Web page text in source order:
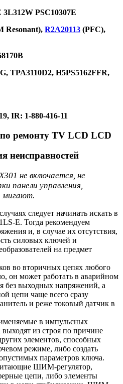
3L312W PSC10307E
Resonant), R2A20113 (PFC),
TPA3110D2, H5PS5162FFR,
IR: 1-880-416-11
ремонту TV LCD LCD
неисправностей
не включается, не
панели управления,
мигают.
следует начинать искать в
E. Тогда рекомендуем
и, в случае их отсутствия,
силовых ключей и
на предмет
во вторичных цепях любого
он может работать в аварийном
без выходных напряжений, а
цепи чаще всего сразу
и реже токовый датчик в
в импульсных
из строя по причине
элементов, способных
режиме, либо создать
параметров ключа.
ШИМ-регулятор,
цепи, либо элементы